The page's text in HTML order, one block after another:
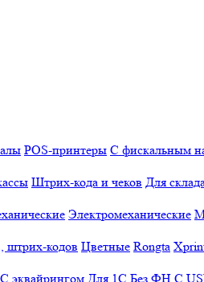
POS-принтеры С фискальным
Штрих-кода и чеков Для
Электромеханические
штрих-кодов Цветные Rongta
С эквайрингом Для 1С Без ФН С